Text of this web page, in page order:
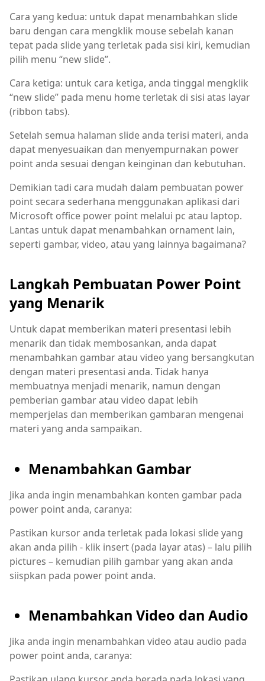
Cara yang kedua: untuk dapat menambahkan slide
baru dengan cara mengklik mouse sebelah kanan
tepat pada slide yang terletak pada sisi kiri, kemudian
pilih menu “new slide”.
Cara ketiga: untuk cara ketiga, anda tinggal mengklik
“new slide” pada menu home terletak di sisi atas layar
(ribbon tabs).
Setelah semua halaman slide anda terisi materi, anda
dapat menyesuaikan dan menyempurnakan power
point anda sesuai dengan keinginan dan kebutuhan.
Demikian tadi cara mudah dalam pembuatan power
point secara sederhana menggunakan aplikasi dari
Microsoft office power point melalui pc atau laptop.
Lantas untuk dapat menambahkan ornament lain,
seperti gambar, video, atau yang lainnya bagaimana?
Langkah Pembuatan Power Point
yang Menarik
Untuk dapat memberikan materi presentasi lebih
menarik dan tidak membosankan, anda dapat
menambahkan gambar atau video yang bersangkutan
dengan materi presentasi anda. Tidak hanya
membuatnya menjadi menarik, namun dengan
pemberian gambar atau video dapat lebih
memperjelas dan memberikan gambaran mengenai
materi yang anda sampaikan.
Menambahkan Gambar
Jika anda ingin menambahkan konten gambar pada
power point anda, caranya:
Pastikan kursor anda terletak pada lokasi slide yang
akan anda pilih - klik insert (pada layar atas) – lalu pilih
pictures – kemudian pilih gambar yang akan anda
siispkan pada power point anda.
Menambahkan Video dan Audio
Jika anda ingin menambahkan video atau audio pada
power point anda, caranya: